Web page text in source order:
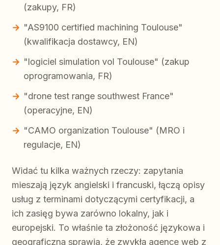
(zakupy, FR)
"AS9100 certified machining Toulouse"
(kwalifikacja dostawcy, EN)
"logiciel simulation vol Toulouse" (zakup
oprogramowania, FR)
"drone test range southwest France"
(operacyjne, EN)
"CAMO organization Toulouse" (MRO i
regulacje, EN)
Widać tu kilka ważnych rzeczy: zapytania
mieszają język angielski i francuski, łączą opisy
usług z terminami dotyczącymi certyfikacji, a
ich zasięg bywa zarówno lokalny, jak i
europejski. To właśnie ta złożoność językowa i
geograficzna sprawia, że zwykła agence web z